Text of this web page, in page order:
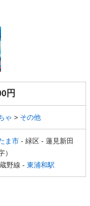
円
ゃ > その他
ま市 - 緑区 - 蓮見新田
）
野線 - 東浦和駅